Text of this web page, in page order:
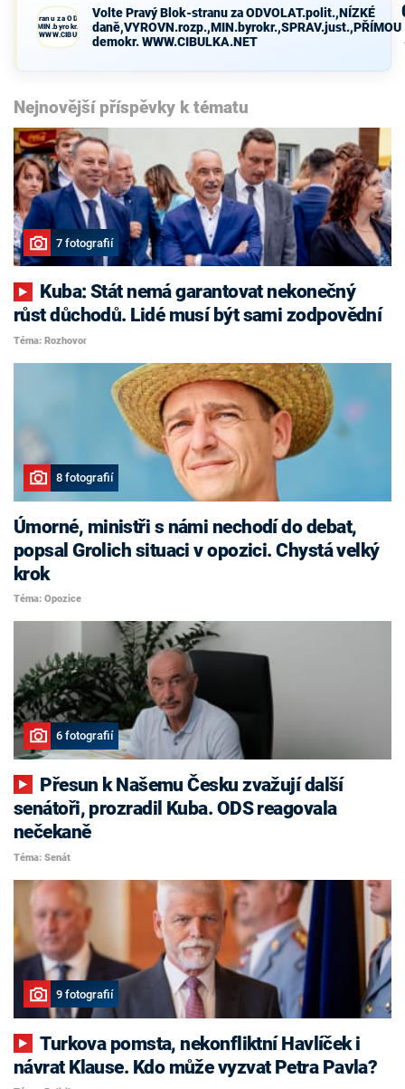
Blok-stranu za ODVOLAT.polit.,NÍZKÉ
demokr. WWW.CIBULKA.NET
Volte Pravý Blok-stranu za ODVOLAT.polit.,NÍZKÉ
daně,VYROVN.rozp.,MIN.byrokr.,SPRAV.just.,PŘÍMOU
demokr. WWW.CIBULKA.NET
Nejnovější příspěvky k tématu
7 fotografií
růst důchodů. Lidé musí být sami zodpovědní
Téma: Rozhovor
8 fotografií
Úmorné, ministři s námi nechodí do debat,
popsal Grolich situaci v opozici. Chystá velký
krok
Téma: Opozice
6 fotografií
senátoři, prozradil Kuba. ODS reagovala
nečekaně
Téma: Senát
9 fotografií
Turkova pomsta, nekonfliktní Havlíček i
návrat Klause. Kdo může vyzvat Petra Pavla?